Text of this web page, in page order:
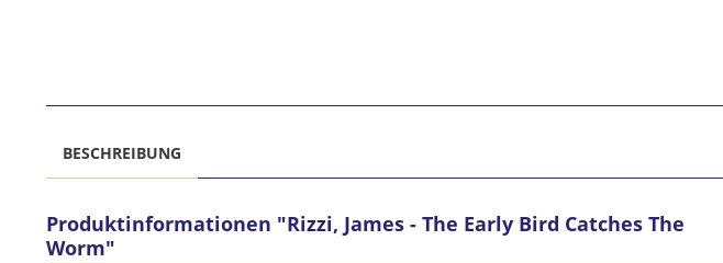
BESCHREIBUNG
Produktinformationen "Rizzi, James - The Early Bird Catches The
Worm"